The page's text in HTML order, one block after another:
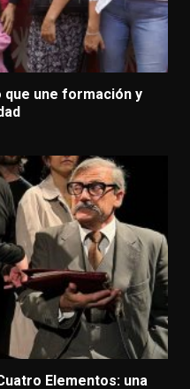
que une formación y
Elementos: una